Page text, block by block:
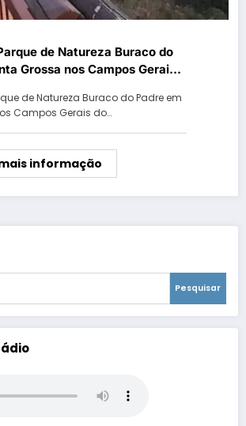
de Natureza Buraco do
Grossa nos Campos Gerais
de Natureza Buraco do Padre em
Campos Gerais do…
informação
Pesquisar